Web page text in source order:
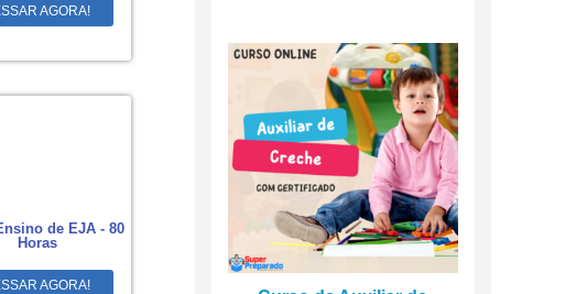
AGORA!
de EJA - 80
Horas
AGORA!